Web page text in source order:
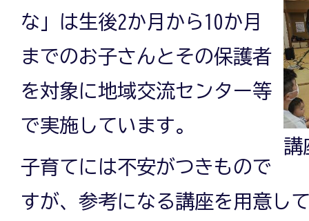
講
な」は生後2か月から10か月
までのお子さんとその保護者
を対象に地域交流センター等
で実施しています。
子育てには不安がつきもので
すが、参考になる講座を用意し